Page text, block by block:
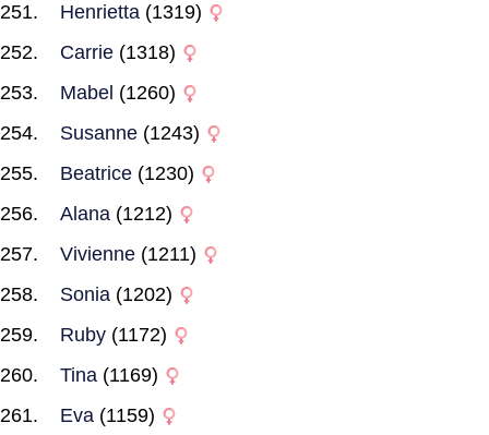
Henrietta (1319)
Carrie (1318)
Mabel (1260)
Susanne (1243)
Beatrice (1230)
Alana (1212)
Vivienne (1211)
Sonia (1202)
Ruby (1172)
Tina (1169)
Eva (1159)